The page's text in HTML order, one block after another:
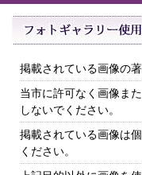
掲載されている画像の
当市に許可なく画像ま
しないでください。
掲載されている画像は
ください。